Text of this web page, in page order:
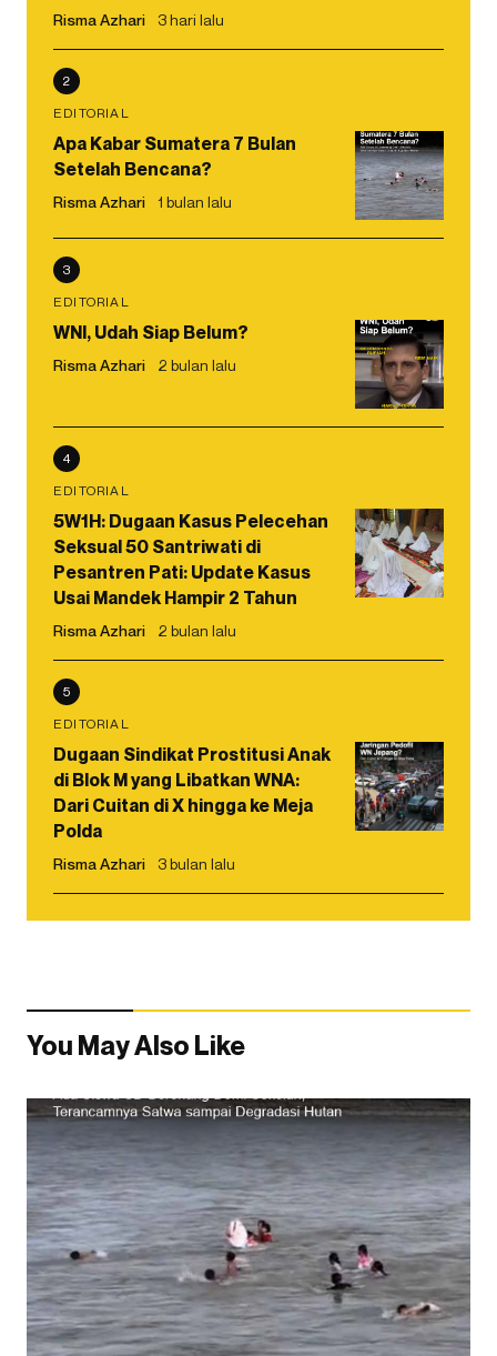
Risma Azhari 3 hari lalu
2
EDITORIAL
Apa Kabar Sumatera 7 Bulan
Setelah Bencana?
Risma Azhari 1 bulan lalu
3
EDITORIAL
WNI, Udah Siap Belum?
Risma Azhari 2 bulan lalu
4
EDITORIAL
5W1H: Dugaan Kasus Pelecehan
Seksual 50 Santriwati di
Pesantren Pati: Update Kasus
Usai Mandek Hampir 2 Tahun
Risma Azhari 2 bulan lalu
5
EDITORIAL
Dugaan Sindikat Prostitusi Anak
di Blok M yang Libatkan WNA:
Dari Cuitan di X hingga ke Meja
Polda
Risma Azhari 3 bulan lalu
You May Also Like